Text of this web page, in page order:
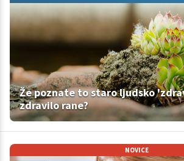
Že poznate to staro ljudsko
zdravilo rane?
NOVICE